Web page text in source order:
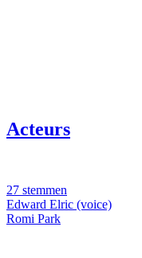
Acteurs
27 stemmen
Edward Elric (voice)
Romi Park